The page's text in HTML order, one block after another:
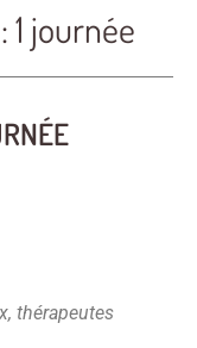
1 journée
thérapeutes